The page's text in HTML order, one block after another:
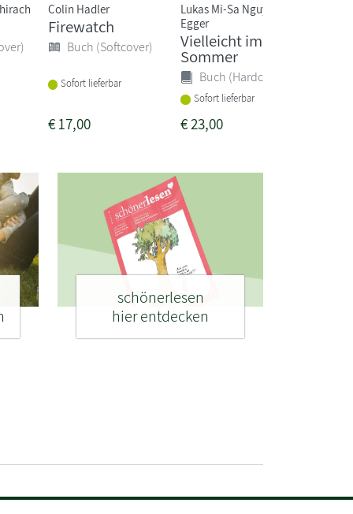
Colin Hadler
Firewatch
Buch (Softcover)
Sofort lieferbar
€17,00
Lukas Mi-Sa Nguyen
Egger
Vielleicht im
Sommer
Buch (Hardcover)
Sofort lieferbar
€23,00
schönerlesen
hier entdecken